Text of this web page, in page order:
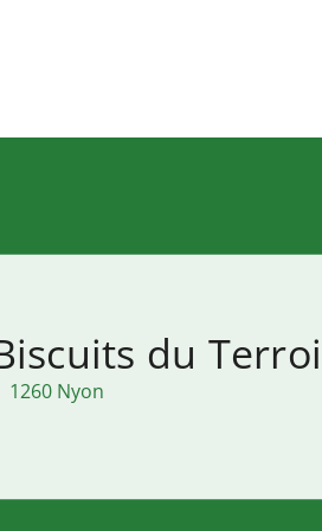
du
1260 Nyon